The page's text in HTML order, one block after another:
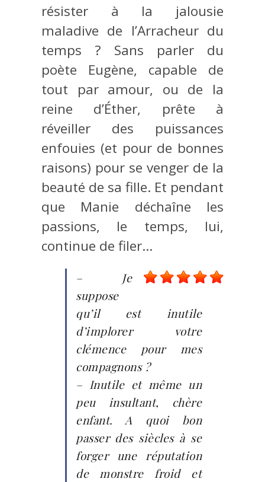
résister à la jalousie
maladive de l’Arracheur du
temps ? Sans parler du
poète Eugène, capable de
tout par amour, ou de la
reine d’Éther, prête à
réveiller des puissances
enfouies (et pour de bonnes
raisons) pour se venger de la
beauté de sa fille. Et pendant
que Manie déchaîne les
passions, le temps, lui,
continue de filer…
– Je
suppose
qu’il est inutile
d’implorer votre
clémence pour mes
compagnons ?
– Inutile et même un
peu insultant, chère
enfant. A quoi bon
passer des siècles à se
forger une réputation
de monstre froid et